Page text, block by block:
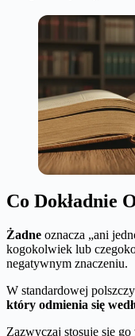
Co Dokładnie
Żadne oznacza „ani
kogokolwiek lub
negatywnym znaczeniu.
W standardowej
który odmienia się
Zazwyczaj stosuje się